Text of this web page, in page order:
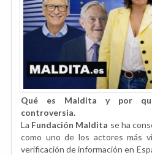
Qué es Maldita y por
controversia.
La Fundación Maldita se ha
como uno de los actores más
verificación de información en